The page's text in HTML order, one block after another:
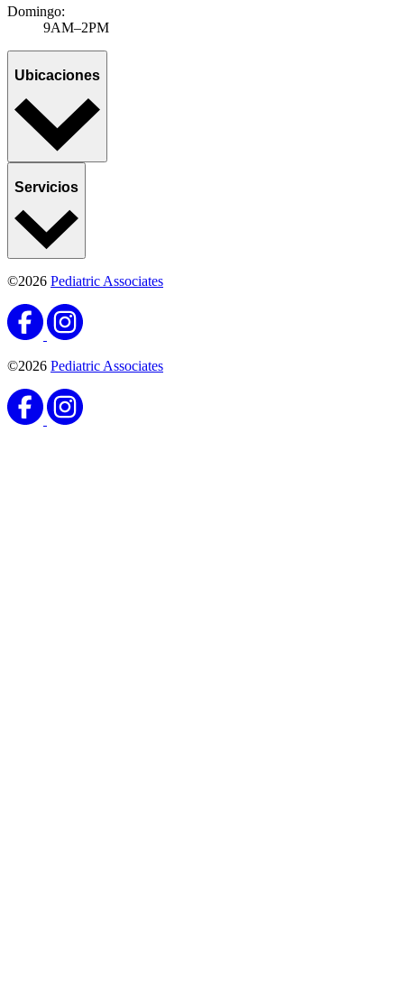
Domingo:
9AM–2PM
Ubicaciones
Servicios
©2026 Pediatric Associates
©2026 Pediatric Associates